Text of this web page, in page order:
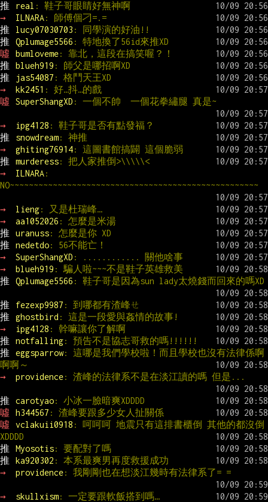
推
real : 鞋子哥眼睛好無神啊
→
ILNARA: 師傅個刁=.=
推
lucy07030703 : 同學演的好油!!
推
Qplumage5566 : 特地換了56id來推XD
噓
bumloveme: 靠北，這段在搞笑喔？！
推
blueh919 : 師父是哪招啊XD
推
jas54087 : 格鬥天王XD
→
kk2451 : 好…抖…的戲
噓
SuperShangXD : 一個不帥  一個花拳繡腿 真是~
→ ipg4128 : 鞋子哥是否有點發福？
推
snowdream: 神推
→
ghiting76914: 這圖書館搞闢 這個脆弱
推
murderess: 把人家推倒>\\\\\<
→
ILNARA:
NO~~~~~~~~~~~~~~~~~~~~~~~~~~~~~~~~~~~~~~~~~~~~~~~~~~~~
→ lieng: 又是杜瑞峰…
→
aa1052026 : 怎麼是米湯
推
uranuss: 怎麼是你 XD
推
nedetdo: 56不能亡！
→
SuperShangXD : ............ 關他啥事
→
blueh919 : 騙人啦~~~不是鞋子英雄救美
推
Qplumage5566 : 鞋子哥是因為sun lady太燒錢而回來的嗎XD
推 fezexp9987 : 到哪都有渣峰ㄝ
推
ghostbird : 這是一段愛與姦情的故事!
→
ipg4128 : 幹嘛讓你了解啊
推
notfalling: 預告不是協志哥救的嗎!!!!!!
推
eggsparrow: 這哪是我們學校啦！而且學校也沒有法律係啊
啊啊～
→
providence: 渣峰的法律系不是在淡江讀的嗎 但是...
推 carotyao: 小冰一臉暗爽XDDDD
噓
h344567 : 渣峰要跟多少女人扯關係
噓
vclakuii0918 : 呵呵呵 地震只有這排書櫃倒 其他的都沒倒
XDDDD
推
Myosotis: 要配對了嗎
推
ka920302 : 本系最爽男再度救援成功
→
providence: 我剛剛也在想淡江幾時有法律系了= =
→ skullxism: 一定要跟軟飯搭到嗎…